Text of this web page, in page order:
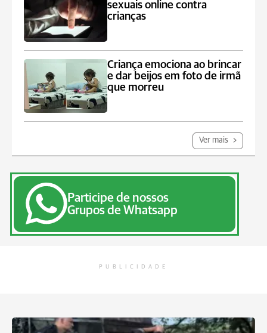
sexuais online contra
crianças
Criança emociona ao brincar
e dar beijos em foto de irmã
que morreu
Ver mais
Participe de nossos
Grupos de Whatsapp
PUBLICIDADE